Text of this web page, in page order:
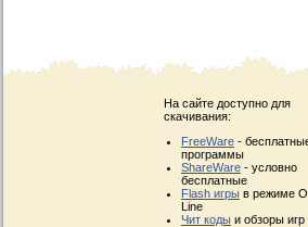
На сайте доступно для
скачивания:
FreeWare -
программы
ShareWare - условно
бесплатные
Flash игры в режиме
Line
Чит коды и обзоры игр